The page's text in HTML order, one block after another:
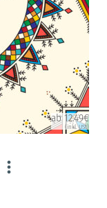
ab 12.49€
(inkl. USt)